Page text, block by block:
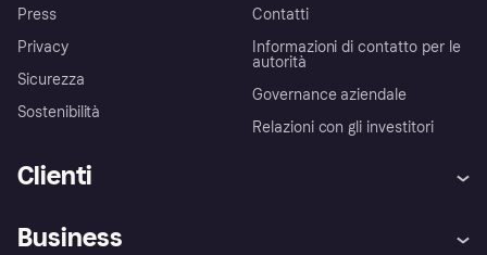
Press
Privacy
Sicurezza
Sostenibilità
Contatti
Informazioni di contatto per le
autorità
Governance aziendale
Relazioni con gli investitori
Clienti
Assistenza
Business